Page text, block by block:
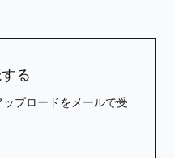
る
プロードをメールで受